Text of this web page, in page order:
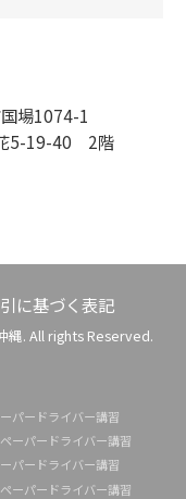
場1074-1
5-19-40 2階
に基づく表記
縄. All rights Reserved.
パードライバー講習
ーパードライバー講習
パードライバー講習
ーパードライバー講習